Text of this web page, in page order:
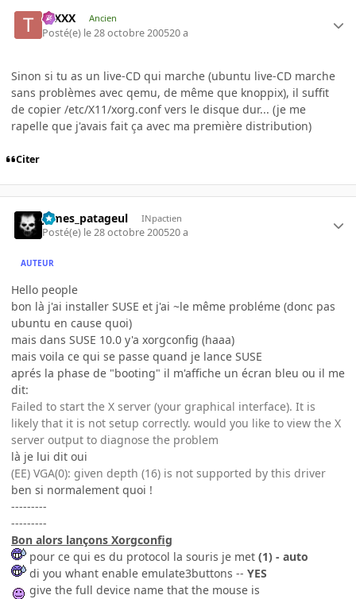
tuXXX Ancien
Posté(e) le 28 octobre 200520 a
Sinon si tu as un live-CD qui marche (ubuntu live-CD marche
sans problèmes avec qemu, de même que knoppix), il suffit
de copier /etc/X11/xorg.conf vers le disque dur... (je me
rapelle que j'avais fait ça avec ma première distribution)
Citer
james_patageul INpactien
Posté(e) le 28 octobre 200520 a
AUTEUR
Hello people
bon là j'ai installer SUSE et j'ai ~le même probléme (donc pas
ubuntu en cause quoi)
mais dans SUSE 10.0 y'a xorgconfig (haaa)
mais voila ce qui se passe quand je lance SUSE
aprés la phase de "booting" il m'affiche un écran bleu ou il me
dit:
Failed to start the X server (your graphical interface). It is
likely that it is not setup correctly. would you like to view the X
server output to diagnose the problem
là je lui dit oui
(EE) VGA(0): given depth (16) is not supported by this driver
ben si normalement quoi !
---------
---------
Bon alors lançons Xorgconfig
pour ce qui es du protocol la souris je met (1) - auto
di you whant enable emulate3buttons -- YES
give the full device name that the mouse is